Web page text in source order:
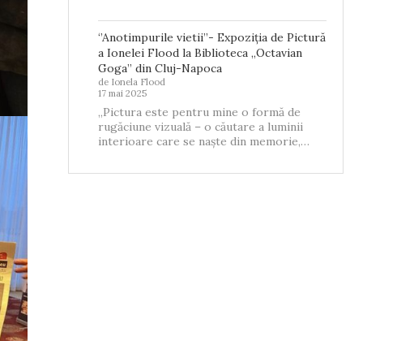
‘’Anotimpurile vietii’’- Expoziția de Pictură
a Ionelei Flood la Biblioteca „Octavian
Goga” din Cluj-Napoca
de Ionela Flood
17 mai 2025
„Pictura este pentru mine o formă de
rugăciune vizuală – o căutare a luminii
interioare care se naște din memorie,…